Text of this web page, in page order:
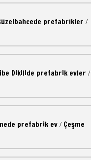
prefabrikler /
Dikilide prefabrik evler /
prefabrik ev / Çeşme